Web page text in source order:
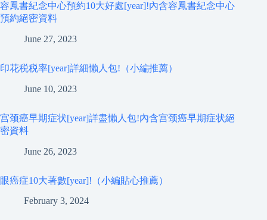
容鳳書紀念中心預約10大好處[year]!內含容鳳書紀念中心
預約絕密資料
June 27, 2023
印花税税率[year]詳細懶人包!（小編推薦）
June 10, 2023
宫颈癌早期症状[year]詳盡懶人包!內含宫颈癌早期症状絕
密資料
June 26, 2023
眼癌症10大著數[year]!（小編貼心推薦）
February 3, 2024